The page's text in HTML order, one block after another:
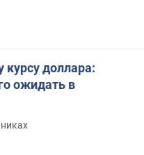
курсу доллара:
ожидать в